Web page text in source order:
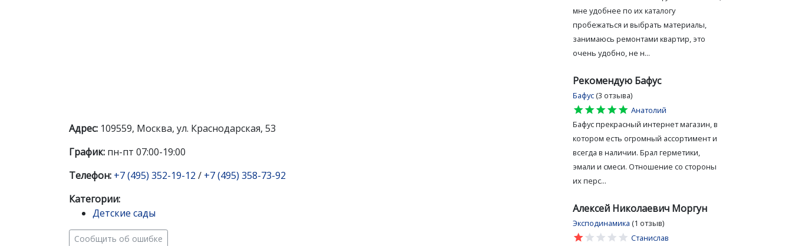
Адрес: 109559, Москва, ул. Краснодарская, 53
График: пн-пт 07:00-19:00
Телефон: +7 (495) 352-19-12 / +7 (495) 358-73-92
Категории:
Детские сады
Сообщить об ошибке
мне удобнее по их каталогу
пробежаться и выбрать материалы,
занимаюсь ремонтами квартир, это
очень удобно, не н...
Рекомендую Бафус
Бафус (3 отзыва)
star
star
star
star
star
Анатолий
Бафус прекрасный интернет магазин, в
котором есть огромный ассортимент и
всегда в наличии. Брал герметики,
эмали и смеси. Отношение со стороны
их перс...
Алексей Николаевич Моргун
Эксподинамика (1 отзыв)
star
star
star
star
star
Станислав